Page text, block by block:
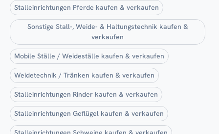
Stalleinrichtungen Pferde kaufen & verkaufen
Sonstige Stall-, Weide- & Haltungstechnik kaufen &
verkaufen
Mobile Ställe / Weideställe kaufen & verkaufen
Weidetechnik / Tränken kaufen & verkaufen
Stalleinrichtungen Rinder kaufen & verkaufen
Stalleinrichtungen Geflügel kaufen & verkaufen